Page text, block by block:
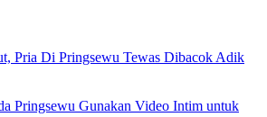
Pria Di Pringsewu Tewas Dibacok Adik
Pringsewu Gunakan Video Intim untuk